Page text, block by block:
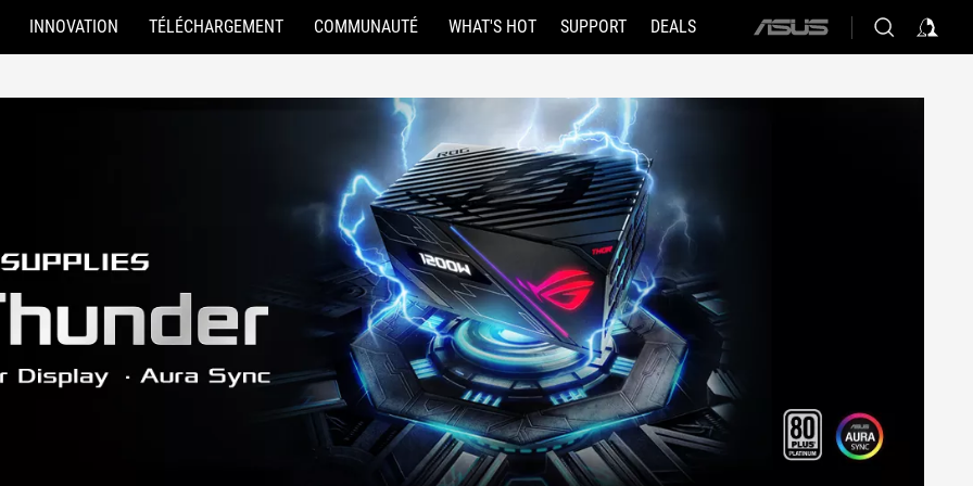
INNOVATION TÉLÉCHARGEMENT COMMUNAUTÉ WHAT'S HOT SUPPORT DEALS
ASUS